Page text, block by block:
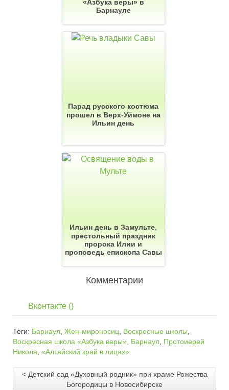
«Азбука веры» в
Барнауле
Парад русского костюма
прошел в Верх-Уймоне на
Ильин день
Ильин день в Замульте,
престольный праздник
пророка Илии и
проповедь епископа Савы
Комментарии
Вконтакте ()
Теги: Барнаул Жен-мироносиц Воскресные школы
Воскресная школа «Азбука веры», Барнаул Протоиерей
Никола «Алтайский край в лицах»
< Детский сад «Духовный родник» при храме Рожества
Богородицы в Новосибирске